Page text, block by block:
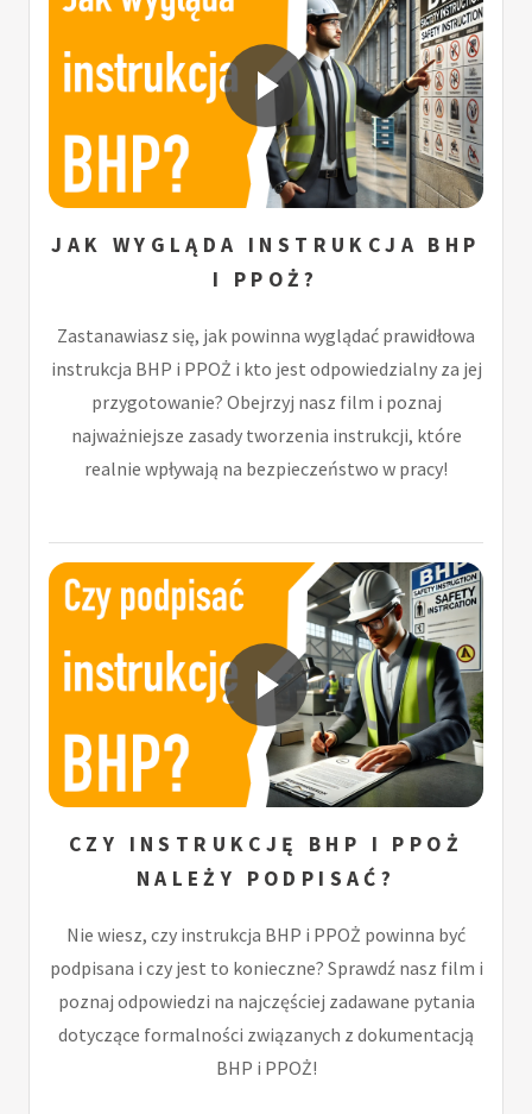
JAK WYGLĄDA INSTRUKCJA BHP
I PPOŻ?
Zastanawiasz się, jak powinna wyglądać prawidłowa
instrukcja BHP i PPOŻ i kto jest odpowiedzialny za jej
przygotowanie? Obejrzyj nasz film i poznaj
najważniejsze zasady tworzenia instrukcji, które
realnie wpływają na bezpieczeństwo w pracy!
CZY INSTRUKCJĘ BHP I PPOŻ
NALEŻY PODPISAĆ?
Nie wiesz, czy instrukcja BHP i PPOŻ powinna być
podpisana i czy jest to konieczne? Sprawdź nasz film i
poznaj odpowiedzi na najczęściej zadawane pytania
dotyczące formalności związanych z dokumentacją
BHP i PPOŻ!